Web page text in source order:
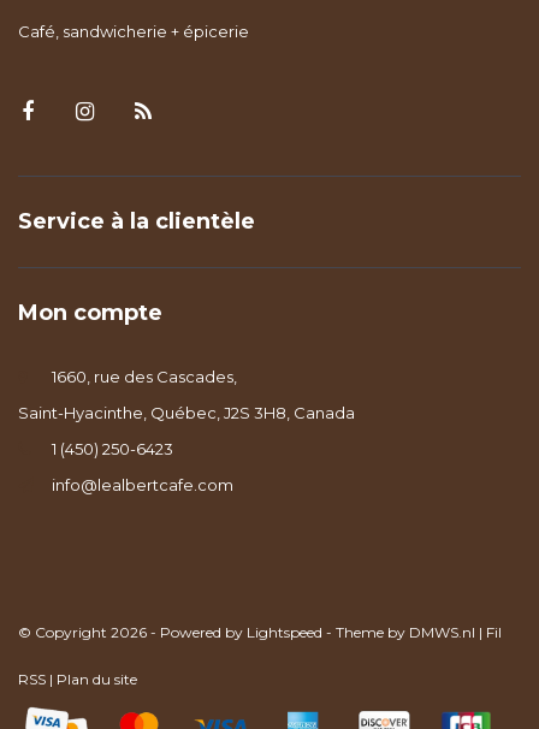
Café, sandwicherie + épicerie
Service à la clientèle
Mon compte
1660, rue des Cascades,
Saint-Hyacinthe, Québec, J2S 3H8, Canada
1 (450) 250-6423
info@lealbertcafe.com
© Copyright 2026 - Powered by Lightspeed - Theme by DMWS.nl | Fil
RSS | Plan du site